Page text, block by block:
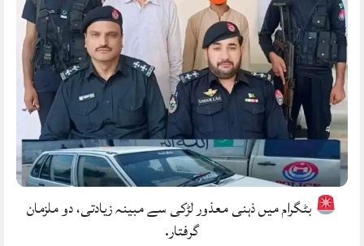
بٹگرام میں ذہنی معذور لڑکی سے مبینہ زیادتی، دو ملزمان
گرفتار.